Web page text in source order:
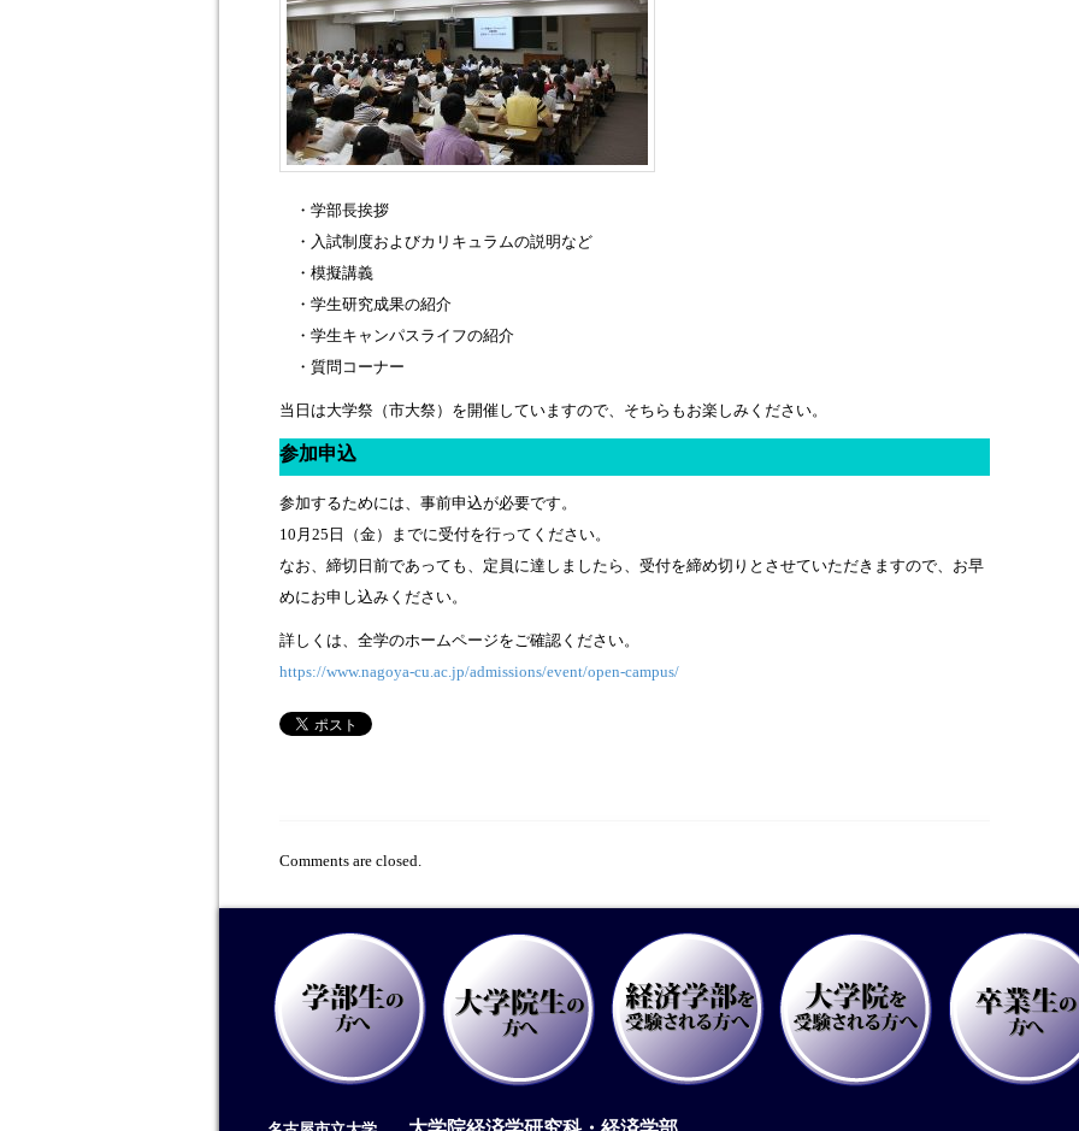
・学部長挨拶
・入試制度およびカリキュラムの説明など
・模擬講義
・学生研究成果の紹介
・学生キャンパスライフの紹介
・質問コーナー
当日は大学祭（市大祭）を開催していますので、そちらもお楽しみください。
参加申込
参加するためには、事前申込が必要です。
10月25日（金）までに受付を行ってください。
なお、締切日前であっても、定員に達しましたら、受付を締め切りとさせていただきますので、お早
めにお申し込みください。
詳しくは、全学のホームページをご確認ください。
https://www.nagoya-cu.ac.jp/admissions/event/open-campus/
Comments are closed.